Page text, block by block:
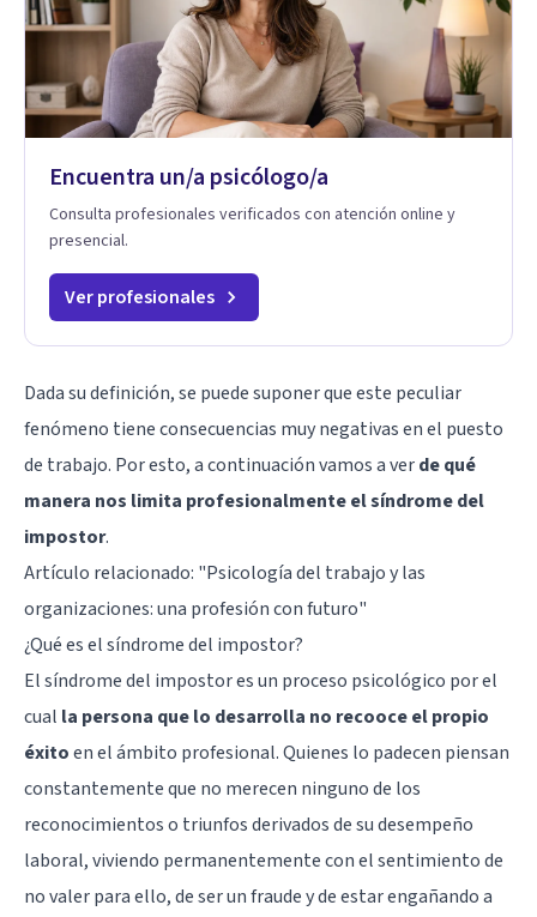
Encuentra un/a psicólogo/a
Consulta profesionales verificados con atención online y
presencial.
Ver profesionales
Dada su definición, se puede suponer que este peculiar
fenómeno tiene consecuencias muy negativas en el puesto
de trabajo. Por esto, a continuación vamos a verde qué
manera nos limita profesionalmente el síndrome del
impostor.
Artículo relacionado: "Psicología del trabajo y las
organizaciones: una profesión con futuro"
¿Qué es el síndrome del impostor?
El síndrome del impostor es un proceso psicológico por el
cual la persona que lo desarrolla no recooce el propio
éxitoen el ámbito profesional. Quienes lo padecen piensan
constantemente que no merecen ninguno de los
reconocimientos o triunfos derivados de su desempeño
laboral, viviendo permanentemente con el sentimiento de
no valer para ello, de ser un fraude y de estar engañando a